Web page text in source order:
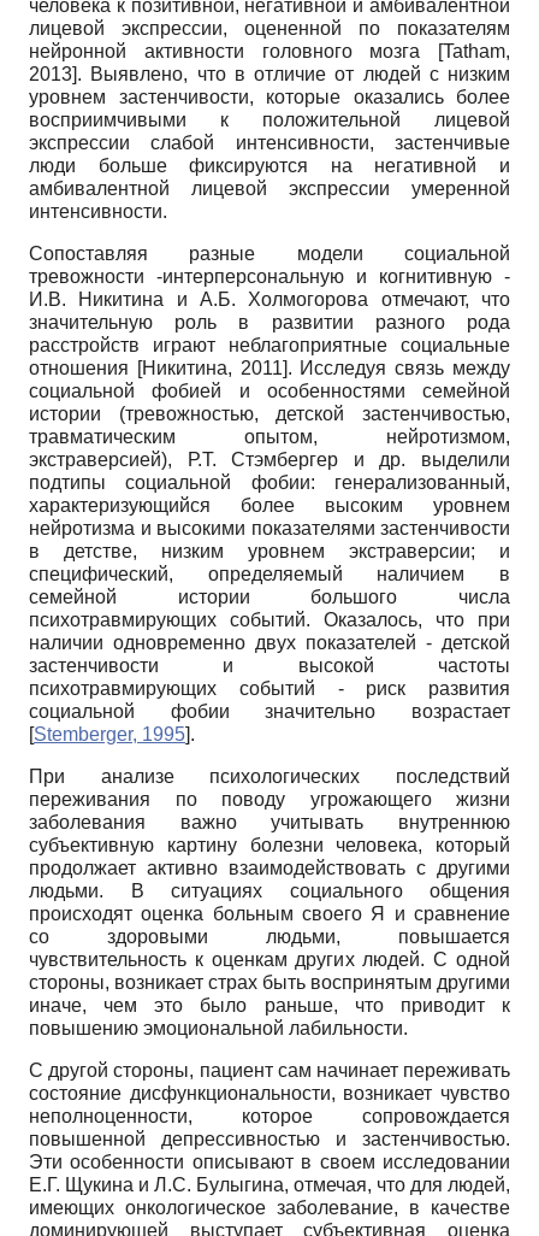
человека к позитивной, негативной и амбивалентной
лицевой экспрессии, оцененной по показателям
нейронной активности головного мозга
[Tatham,
2013]. Выявлено, что в отличие от людей с низким
уровнем застенчивости, которые оказались более
восприимчивыми к положительной лицевой
экспрессии слабой интенсивности, застенчивые
люди больше фиксируются на негативной и
амбивалентной лицевой экспрессии умеренной
интенсивности.
Сопоставляя разные модели социальной
тревожности -интерперсональную и когнитивную -
И.В. Никитина и А.Б. Холмогорова отмечают, что
значительную роль в развитии разного рода
расстройств играют неблагоприятные социальные
отношения [Никитина, 2011]. Исследуя связь между
социальной фобией и особенностями семейной
истории (тревожностью, детской застенчивостью,
травматическим опытом, нейротизмом,
экстраверсией), Р.Т. Стэмбергер и др. выделили
подтипы социальной фобии: генерализованный,
характеризующийся более высоким уровнем
нейротизма и высокими показателями застенчивости
в детстве, низким уровнем экстраверсии; и
специфический, определяемый наличием в
семейной истории большого числа
психотравмирующих событий. Оказалось, что при
наличии одновременно двух показателей - детской
застенчивости и высокой частоты
психотравмирующих событий - риск развития
социальной фобии значительно возрастает
[Stemberger, 1995].
При анализе психологических последствий
переживания по поводу угрожающего жизни
заболевания важно учитывать внутреннюю
субъективную картину болезни человека, который
продолжает активно взаимодействовать с другими
людьми. В ситуациях социального общения
происходят оценка больным своего Я и сравнение
со здоровыми людьми, повышается
чувствительность к оценкам других людей. С одной
стороны, возникает страх быть воспринятым другими
иначе, чем это было раньше, что приводит к
повышению эмоциональной лабильности.
С другой стороны, пациент сам начинает переживать
состояние дисфункциональности, возникает чувство
неполноценности, которое сопровождается
повышенной депрессивностью и застенчивостью.
Эти особенности описывают в своем исследовании
Е.Г. Щукина и Л.С. Булыгина, отмечая, что для людей,
имеющих онкологическое заболевание, в качестве
доминирующей выступает субъективная оценка